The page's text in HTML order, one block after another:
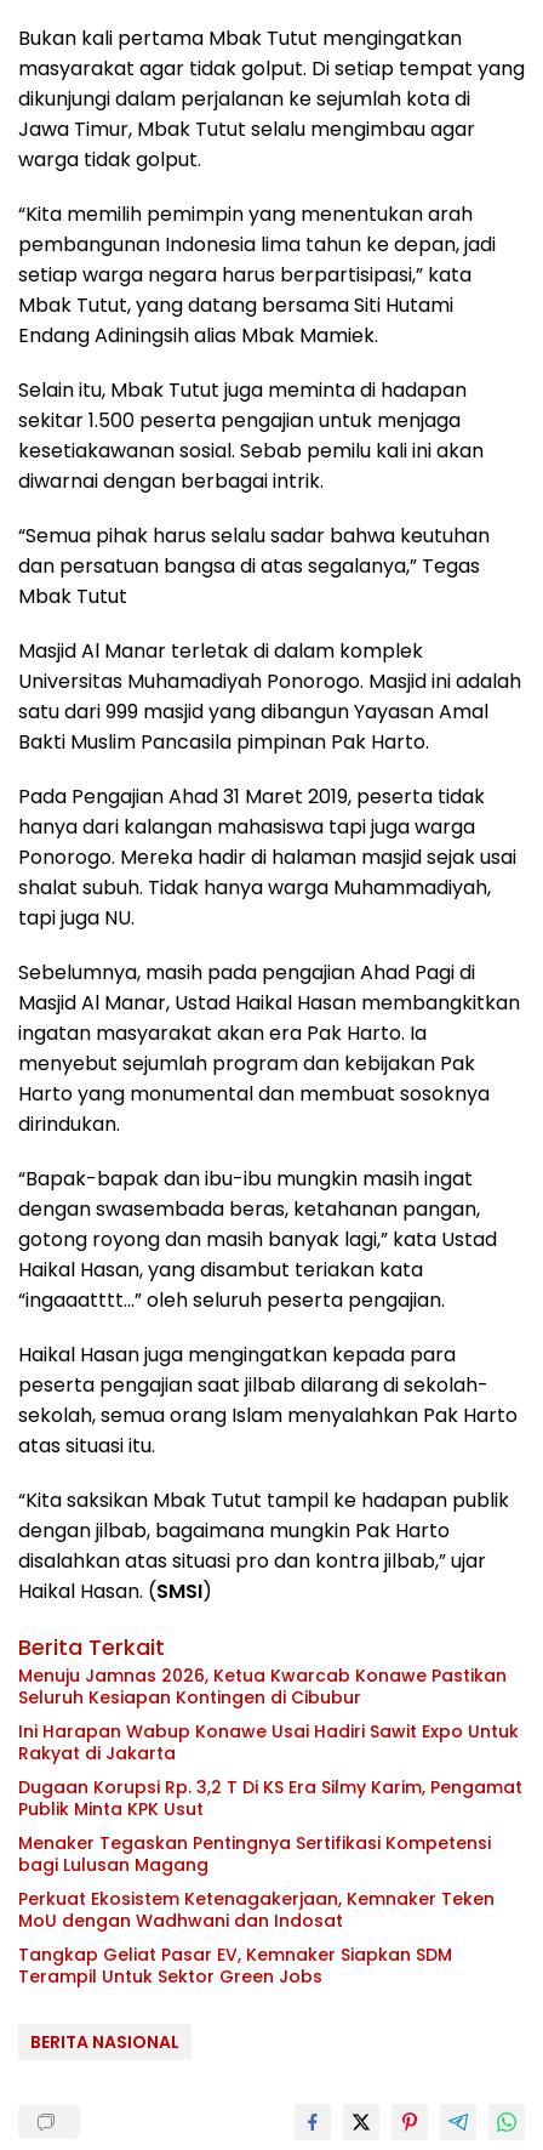
Bukan kali pertama Mbak Tutut mengingatkan
masyarakat agar tidak golput. Di setiap tempat yang
dikunjungi dalam perjalanan ke sejumlah kota di
Jawa Timur, Mbak Tutut selalu mengimbau agar
warga tidak golput.
“Kita memilih pemimpin yang menentukan arah
pembangunan Indonesia lima tahun ke depan, jadi
setiap warga negara harus berpartisipasi,” kata
Mbak Tutut, yang datang bersama Siti Hutami
Endang Adiningsih alias Mbak Mamiek.
Selain itu, Mbak Tutut juga meminta di hadapan
sekitar 1.500 peserta pengajian untuk menjaga
kesetiakawanan sosial. Sebab pemilu kali ini akan
diwarnai dengan berbagai intrik.
“Semua pihak harus selalu sadar bahwa keutuhan
dan persatuan bangsa di atas segalanya,” Tegas
Mbak Tutut
Masjid Al Manar terletak di dalam komplek
Universitas Muhamadiyah Ponorogo. Masjid ini adalah
satu dari 999 masjid yang dibangun Yayasan Amal
Bakti Muslim Pancasila pimpinan Pak Harto.
Pada Pengajian Ahad 31 Maret 2019, peserta tidak
hanya dari kalangan mahasiswa tapi juga warga
Ponorogo. Mereka hadir di halaman masjid sejak usai
shalat subuh. Tidak hanya warga Muhammadiyah,
tapi juga NU.
Sebelumnya, masih pada pengajian Ahad Pagi di
Masjid Al Manar, Ustad Haikal Hasan membangkitkan
ingatan masyarakat akan era Pak Harto. Ia
menyebut sejumlah program dan kebijakan Pak
Harto yang monumental dan membuat sosoknya
dirindukan.
“Bapak-bapak dan ibu-ibu mungkin masih ingat
dengan swasembada beras, ketahanan pangan,
gotong royong dan masih banyak lagi,” kata Ustad
Haikal Hasan, yang disambut teriakan kata
“ingaaatttt…” oleh seluruh peserta pengajian.
Haikal Hasan juga mengingatkan kepada para
peserta pengajian saat jilbab dilarang di sekolah-
sekolah, semua orang Islam menyalahkan Pak Harto
atas situasi itu.
“Kita saksikan Mbak Tutut tampil ke hadapan publik
dengan jilbab, bagaimana mungkin Pak Harto
disalahkan atas situasi pro dan kontra jilbab,” ujar
Haikal Hasan. (SMSI)
Berita Terkait
Menuju Jamnas 2026, Ketua Kwarcab Konawe Pastikan
Seluruh Kesiapan Kontingen di Cibubur
Ini Harapan Wabup Konawe Usai Hadiri Sawit Expo Untuk
Rakyat di Jakarta
Dugaan Korupsi Rp. 3,2 T Di KS Era Silmy Karim, Pengamat
Publik Minta KPK Usut
Menaker Tegaskan Pentingnya Sertifikasi Kompetensi
bagi Lulusan Magang
Perkuat Ekosistem Ketenagakerjaan, Kemnaker Teken
MoU dengan Wadhwani dan Indosat
Tangkap Geliat Pasar EV, Kemnaker Siapkan SDM
Terampil Untuk Sektor Green Jobs
BERITA NASIONAL